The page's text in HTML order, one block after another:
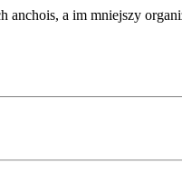
anchois, a im mniejszy